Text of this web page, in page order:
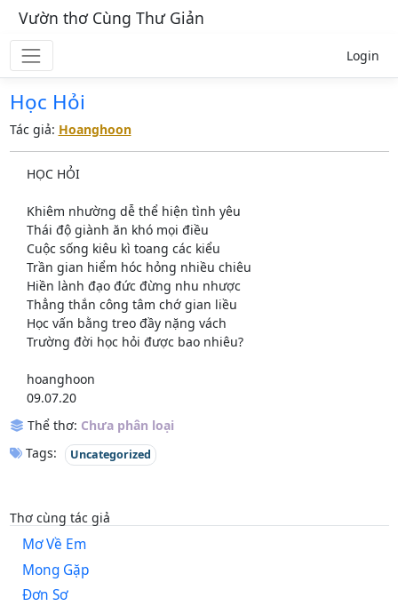
Vườn thơ Cùng Thư Giản
Login
Học Hỏi
Tác giả: Hoanghoon
HỌC HỎI
Khiêm nhường dễ thể hiện tình yêu
Thái độ giành ăn khó mọi điều
Cuộc sống kiêu kì toang các kiểu
Trần gian hiểm hóc hỏng nhiều chiêu
Hiền lành đạo đức đừng nhu nhược
Thẳng thắn công tâm chớ gian liều
Học vấn bằng treo đầy nặng vách
Trường đời học hỏi được bao nhiêu?
hoanghoon
09.07.20
Thể thơ: Chưa phân loại
Tags:
Uncategorized
Thơ cùng tác giả
Mơ Về Em
Mong Gặp
Đơn Sơ